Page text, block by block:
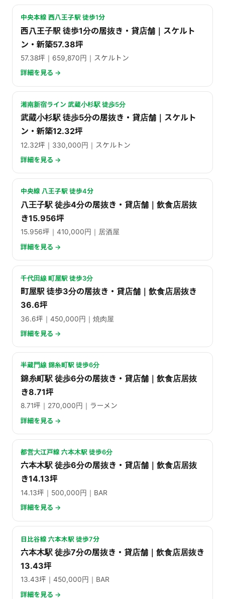
中央本線 西八王子駅 徒歩1分
西八王子駅 徒歩1分の居抜き・貸店舗｜スケルト
ン・新築57.38坪
57.38坪｜659,870円｜スケルトン
詳細を見る →
湘南新宿ライン 武蔵小杉駅 徒歩5分
武蔵小杉駅 徒歩5分の居抜き・貸店舗｜スケルト
ン・新築12.32坪
12.32坪｜330,000円｜スケルトン
詳細を見る →
中央線 八王子駅 徒歩4分
八王子駅 徒歩4分の居抜き・貸店舗｜飲食店居抜
き15.956坪
15.956坪｜410,000円｜居酒屋
詳細を見る →
千代田線 町屋駅 徒歩3分
町屋駅 徒歩3分の居抜き・貸店舗｜飲食店居抜き
36.6坪
36.6坪｜450,000円｜焼肉屋
詳細を見る →
半蔵門線 錦糸町駅 徒歩6分
錦糸町駅 徒歩6分の居抜き・貸店舗｜飲食店居抜
き8.71坪
8.71坪｜270,000円｜ラーメン
詳細を見る →
都営大江戸線 六本木駅 徒歩6分
六本木駅 徒歩6分の居抜き・貸店舗｜飲食店居抜
き14.13坪
14.13坪｜500,000円｜BAR
詳細を見る →
日比谷線 六本木駅 徒歩7分
六本木駅 徒歩7分の居抜き・貸店舗｜飲食店居抜き
13.43坪
13.43坪｜450,000円｜BAR
詳細を見る →